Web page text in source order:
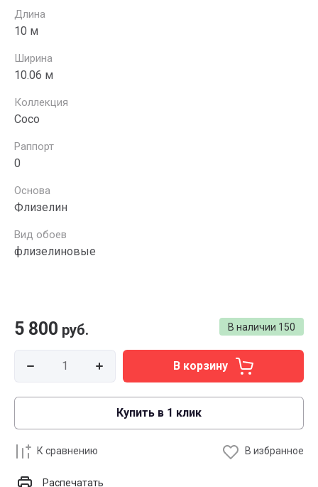
Длина
10 м
Ширина
10.06 м
Коллекция
Coco
Раппорт
0
Основа
Флизелин
Вид обоев
флизелиновые
В наличии 150
5 800 руб.
В корзину
Купить в 1 клик
К сравнению В избранное
Распечатать